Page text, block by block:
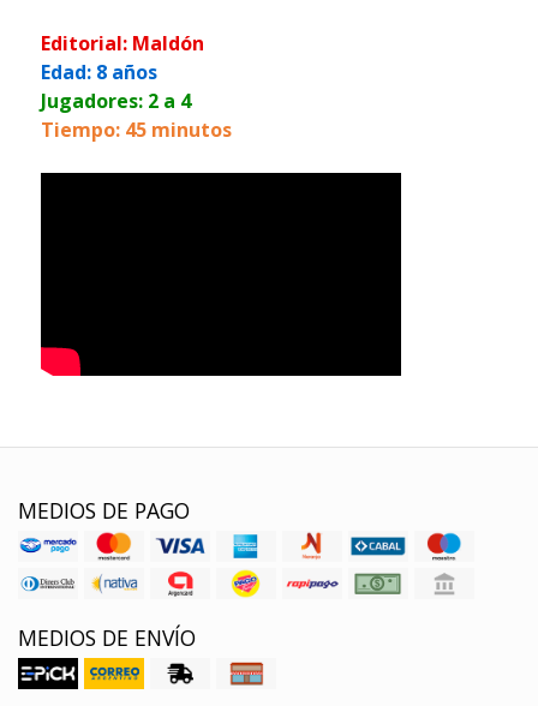
Editorial: Maldón
Edad: 8 años
Jugadores: 2 a 4
Tiempo: 45 minutos
MEDIOS DE PAGO
MEDIOS DE ENVÍO